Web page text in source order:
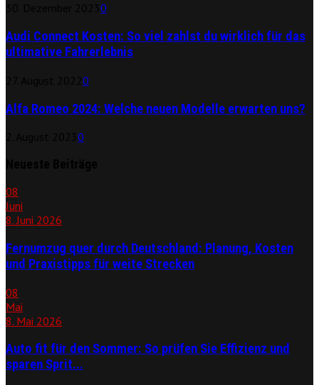
0
Audi Connect Kosten: So viel zahlst du wirklich für das
ultimative Fahrerlebnis
0
Alfa Romeo 2024: Welche neuen Modelle erwarten uns?
0
08
Juni
8. Juni 2026
Fernumzug quer durch Deutschland: Planung, Kosten
und Praxistipps für weite Strecken
08
Mai
8. Mai 2026
Auto fit für den Sommer: So prüfen Sie Effizienz und
sparen Sprit...